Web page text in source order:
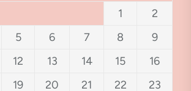
1
2
5 6 7 8
9
12 13 14 15
16
19 20 21 22
23